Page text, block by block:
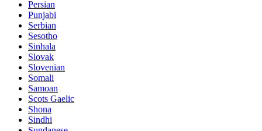
Persian
Punjabi
Serbian
Sesotho
Sinhala
Slovak
Slovenian
Somali
Samoan
Scots Gaelic
Shona
Sindhi